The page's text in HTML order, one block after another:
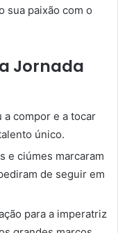
sua paixão com o
Jornada
a compor e a tocar
único.
e ciúmes marcaram
de seguir em
para a imperatriz